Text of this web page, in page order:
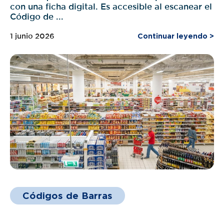
con una ficha digital. Es accesible al escanear el
Código de ...
1 junio 2026 Continuar leyendo >
Códigos de Barras